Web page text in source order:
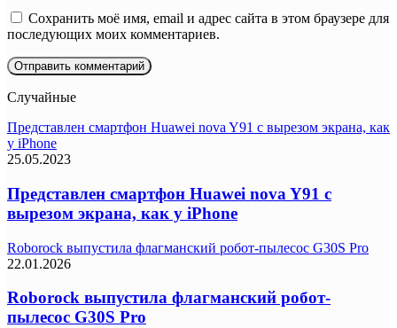
Сохранить моё имя, email и адрес сайта в этом браузере для
последующих моих комментариев.
Случайные
Представлен смартфон Huawei nova Y91 с вырезом экрана, как
у iPhone
25.05.2023
Представлен смартфон Huawei nova Y91 с
вырезом экрана, как у iPhone
Roborock выпустила флагманский робот-пылесос G30S Pro
22.01.2026
Roborock выпустила флагманский робот-
пылесос G30S Pro